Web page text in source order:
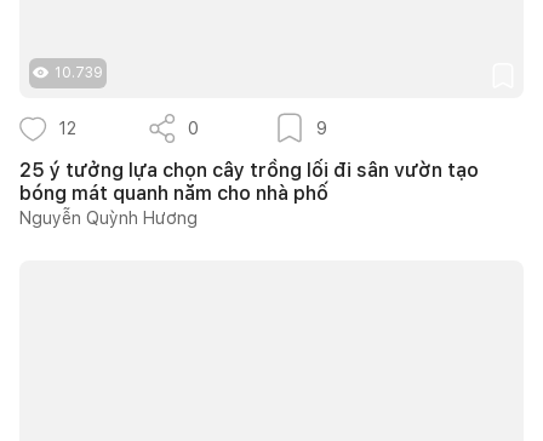
10.739
12 0 9
25 ý tưởng lựa chọn cây trồng lối đi sân vườn tạo
bóng mát quanh năm cho nhà phố
Nguyễn Quỳnh Hương